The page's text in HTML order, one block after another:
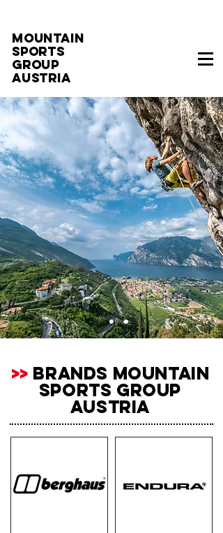
MOUNTAIN
SPORTS
GROUP
AUSTRIA
>> BRANDS MOUNTAIN
SPORTS GROUP
AUSTRIA